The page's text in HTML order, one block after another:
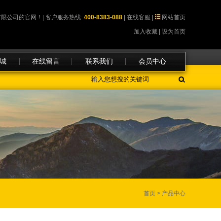
公司的官网！| 客户服务热线: 400-8383-088 在线客服 网站首页
加入收藏 设为首页
在线留言 联系我们 会员中心
首页 > 产品中心